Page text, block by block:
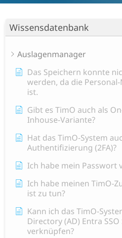
Wissensdatenbank
Auslagenmanager
Das Speichern konnte
werden, da die
ist.
Gibt es TimO auch als
Inhouse-Variante?
Hat das TimO-System
Authentifizierung (2FA)?
Ich habe mein Passwort
Ich habe meinen TimO-
ist zu tun?
Kann ich das TimO-
Directory (AD) Entra SSO
verknüpfen?